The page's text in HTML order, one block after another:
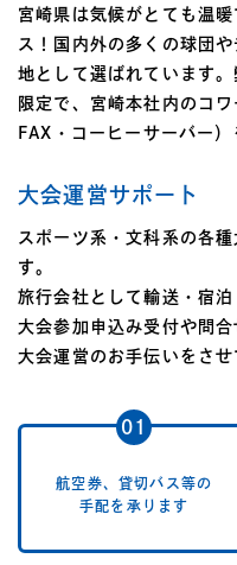
宮崎県は気候がとても温
ス！国内外の多くの球団
地として選ばれています
限定で、宮崎本社内のコ
FAX・コーヒーサーバー
大会運営サポート
スポーツ系・文科系の各
す。
旅行会社として輸送・宿
大会参加申込み受付や問
大会運営のお手伝いをさせ
航空券、貸切バス等の
手配を承ります